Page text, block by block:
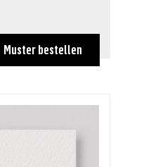
Muster bestellen